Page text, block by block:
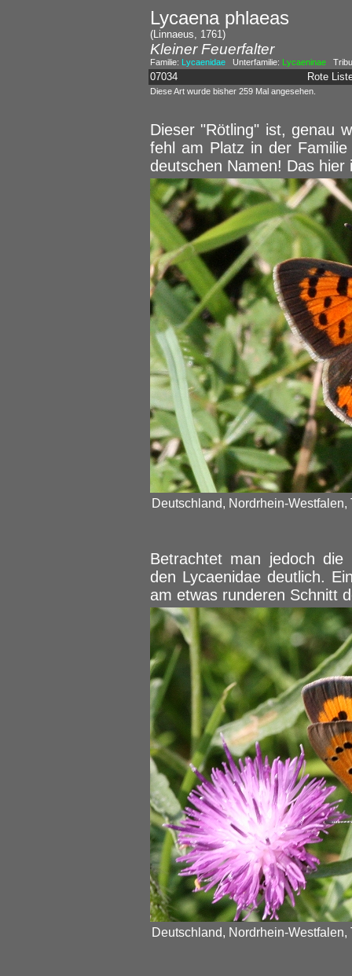
Lycaena phlaeas
(Linnaeus, 1761)
Kleiner Feuerfalter
Familie: LycaenidaeUnterfamilie: Lycaeninae
07034 Rote
Diese Art wurde bisher 259 Mal angesehen.
Dieser "Rötling" ist, genau
fehl am Platz in der
deutschen Namen! Das hier
Deutschland, Nordrhein-Westfalen,
Betrachtet man jedoch
den Lycaenidae deutlich.
am etwas runderen Schnitt
Deutschland, Nordrhein-Westfalen,